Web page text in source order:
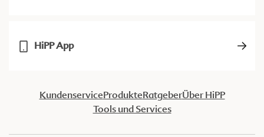
HiPP App
KundenserviceProdukteRatgeberÜber HiPP
Tools und Services